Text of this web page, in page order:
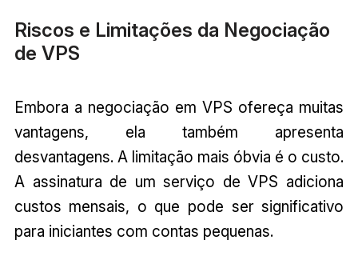
Riscos e Limitações da Negociação
de VPS
Embora a negociação em VPS ofereça muitas
vantagens, ela também apresenta
desvantagens. A limitação mais óbvia é o custo.
A assinatura de um serviço de VPS adiciona
custos mensais, o que pode ser significativo
para iniciantes com contas pequenas.